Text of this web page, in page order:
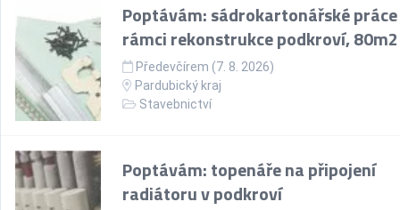
Poptávám: sádrokartonářské
rámci rekonstrukce podkroví, 80m2
Předevčírem (7. 8. 2026)
Pardubický kraj
Stavebnictví
Poptávám: topenáře na připojení
radiátoru v podkroví